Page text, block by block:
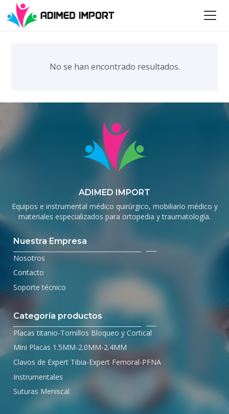
No se han encontrado resultados.
ADIMED IMPORT
Equipos e instrumental médico quirúrgico, mobiliario médico y
materiales especializados para ortopedia y traumatología.
Nuestra Empresa
Nosotros
Contacto
Soporte técnico
Categoría productos
Placas titanio-Tornillos Bloqueo y Cortical
Mini Placas 1.5MM-2.0MM-2.4MM
Clavos de Expert Tibia-Expert Femoral-PFNA
Instrumentales
Suturas Meniscal